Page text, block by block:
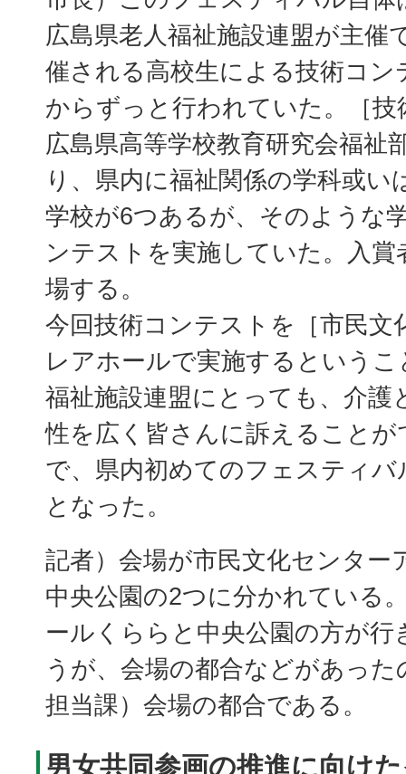
広島県老人福祉施設連盟が主催
催される高校生による技術コ
からずっと行われていた。［
広島県高等学校教育研究会福祉
り、県内に福祉関係の学科或い
学校が6つあるが、そのような
ンテストを実施していた。入賞
場する。
今回技術コンテストを［市民文
レアホールで実施するという
福祉施設連盟にとっても、介護
性を広く皆さんに訴えること
で、県内初めてのフェスティ
となった。
記者）会場が市民文化センター
中央公園の2つに分かれている
ールくららと中央公園の方が行
うが、会場の都合などがあった
担当課）会場の都合である。
男女共同参画の推進に向け